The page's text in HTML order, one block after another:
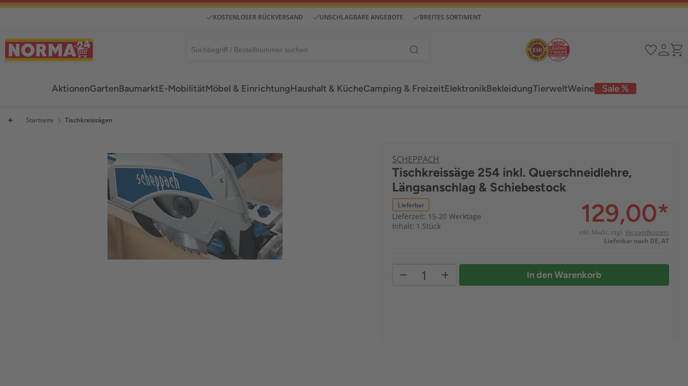
KOSTENLOSER RÜCKVERSAND UNSCHLAGBARE ANGEBOTE BREITES SORTIMENT
AktionenGartenBaumarktE-MobilitätMöbel & EinrichtungHaushalt & KücheCamping & Freizeit Sale %
ElektronikBekleidungTierweltWeine
Startseite Tischkreissägen
SCHEPPACH
Tischkreissäge 254 inkl. Querschneidlehre,
Längsanschlag & Schiebestock
Lieferbar
Lieferzeit: 15-20 Werktage
Inhalt: 1 Stück
129,00*
inkl. MwSt. zzgl. Versandkosten:
Lieferbar nach DE, AT
In den Warenkorb